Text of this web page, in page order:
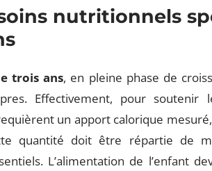
nutritionnels
trois ans, en pleine phase de
Effectivement, pour soutenir
un apport calorique
quantité doit être répartie de
L’alimentation de l’enfant